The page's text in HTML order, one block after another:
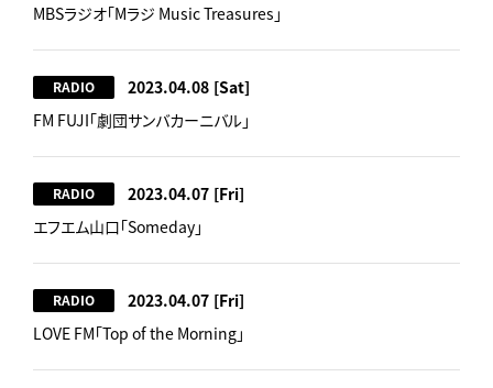
MBSラジオ「Mラジ Music Treasures」
RADIO 2023.04.08 [Sat]
FM FUJI「劇団サンバカーニバル」
RADIO 2023.04.07 [Fri]
エフエム山口「Someday」
RADIO 2023.04.07 [Fri]
LOVE FM「Top of the Morning」